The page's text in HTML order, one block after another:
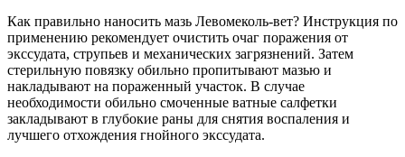
Как правильно наносить мазь Левомеколь-вет? Инструкция по
применению рекомендует очистить очаг поражения от
экссудата, струпьев и механических загрязнений. Затем
стерильную повязку обильно пропитывают мазью и
накладывают на пораженный участок. В случае
необходимости обильно смоченные ватные салфетки
закладывают в глубокие раны для снятия воспаления и
лучшего отхождения гнойного экссудата.